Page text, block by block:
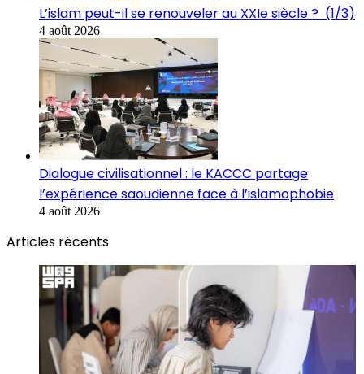
L’islam peut-il se renouveler au XXIe siècle ? (1/3)
4 août 2026
Dialogue civilisationnel : le KACCC partage
l’expérience saoudienne face à l’islamophobie
4 août 2026
Articles récents